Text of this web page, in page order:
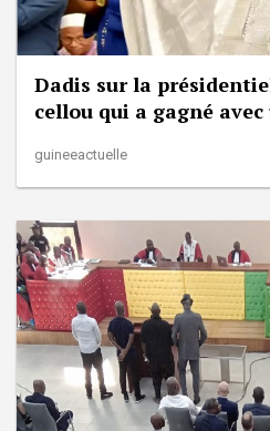
Dadis sur la
cellou qui a gagné avec
guineeactuelle